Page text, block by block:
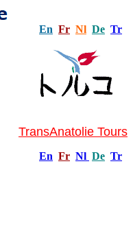
En Fr Nl De Tr
TransAnatolie Tours
En Fr Nl De Tr